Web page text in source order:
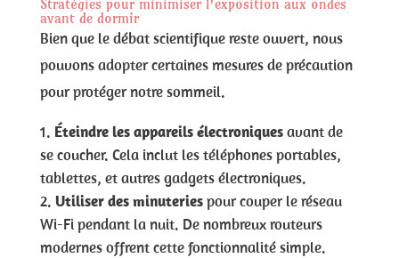
avant de dormir
Bien que le débat scientifique reste ouvert, nous
pouvons adopter certaines mesures de précaution
pour protéger notre sommeil.
Éteindre les appareils électroniquesavant de
se coucher. Cela inclut les téléphones portables,
tablettes, et autres gadgets électroniques.
Utiliser des minuteriespour couper le réseau
Wi-Fi pendant la nuit. De nombreux routeurs
modernes offrent cette fonctionnalité simple.